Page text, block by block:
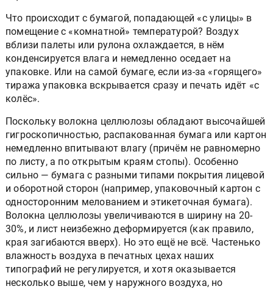
Что происходит с бумагой, попадающей «с улицы» в
помещение с «комнатной» температурой? Воздух
вблизи палеты или рулона охлаждается, в нём
конденсируется влага и немедленно оседает на
упаковке. Или на самой бумаге, если из-за «горящего»
тиража упаковка вскрывается сразу и печать идёт «с
колёс».
Поскольку волокна целлюлозы обладают высочайшей
гигроскопичностью, распакованная бумага или картон
немедленно впитывают влагу (причём не равномерно
по листу, а по открытым краям стопы). Особенно
сильно — бумага с разными типами покрытия лицевой
и оборотной сторон (например, упаковочный картон с
односторонним мелованием и этикеточная бумага).
Волокна целлюлозы увеличиваются в ширину на 20-
30%, и лист неизбежно деформируется (как правило,
края загибаются вверх). Но это ещё не всё. Частенько
влажность воздуха в печатных цехах наших
типографий не регулируется, и хотя оказывается
несколько выше, чем у наружного воздуха, но